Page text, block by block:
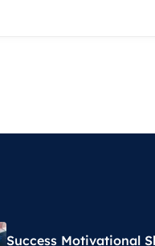
Success Motivational